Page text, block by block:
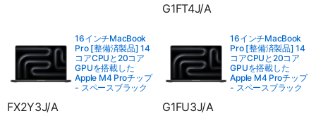
G1FT4J/A
16インチMacBook
Pro [整備済製品] 14
コアCPUと20コア
GPUを搭載した
Apple M4 Proチップ
- スペースブラック
FX2Y3J/A
16インチMacBook
Pro [整備済製品] 14
コアCPUと20コア
GPUを搭載した
Apple M4 Proチップ
- スペースブラック
G1FU3J/A